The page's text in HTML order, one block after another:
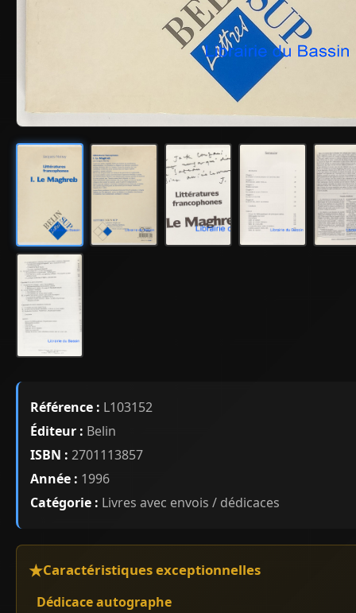
Référence : L103152
Éditeur : Belin
ISBN : 2701113857
Année : 1996
Catégorie : Livres avec envois / dédicaces
Caractéristiques exceptionnelles
Dédicace autographe